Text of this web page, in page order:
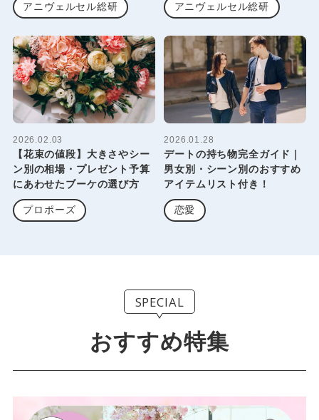
アニヴェルセル総研 アニヴェルセル総研
2026.02.03
【花束の値段】大きさやシー
ン別の相場・プレゼント予算
にあわせたブーケの選び方
プロポーズ
2026.01.28
デートの持ち物完全ガイド｜
男女別・シーン別のおすすめ
アイテムリスト付き！
恋愛
SPECIAL
おすすめ特集